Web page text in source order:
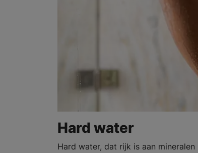
Hard water
Hard water, dat rijk is aan